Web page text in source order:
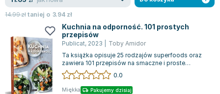
14.99złtaniej o 3.94 zł
Kuchnia na odporność. 101 prostych
przepisów
Publicat, 2023
Toby Amidor
Ta książka opisuje 25 rodzajów superfoods oraz
zawiera 101 przepisów na smaczne i proste
potrawy, które można z nich przyrządzić....
0.0
Miękka Pakujemy dzisiaj